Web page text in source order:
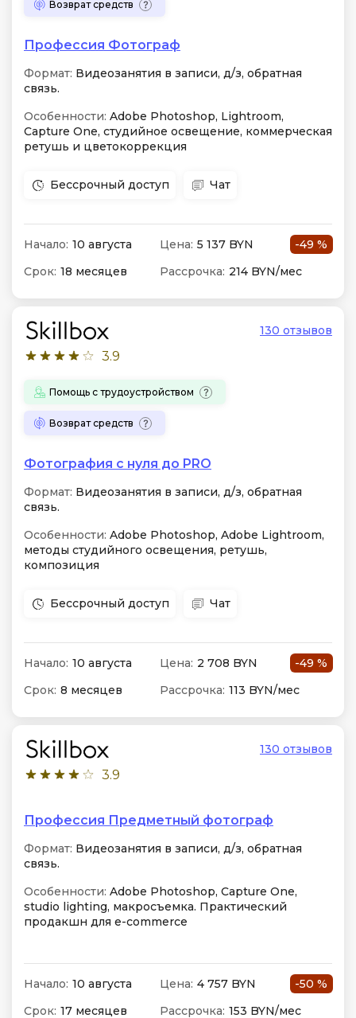
Возврат средств
Профессия Фотограф
Формат: Видеозанятия в записи, д/з, обратная
связь.
Особенности: Adobe Photoshop, Lightroom,
Capture One, студийное освещение, коммерческая
ретушь и цветокоррекция
Бессрочный доступ Чат
Начало: 10 августа Цена: 5 137 BYN
-49 %
Срок: 18 месяцев Рассрочка: 214 BYN/мес
3.9
130 отзывов
Помощь с трудоустройством
Возврат средств
Фотография с нуля до PRO
Формат: Видеозанятия в записи, д/з, обратная
связь.
Особенности: Adobe Photoshop, Adobe Lightroom,
методы студийного освещения, ретушь,
композиция
Бессрочный доступ Чат
Начало: 10 августа Цена: 2 708 BYN
-49 %
Срок: 8 месяцев Рассрочка: 113 BYN/мес
3.9
130 отзывов
Профессия Предметный фотограф
Формат: Видеозанятия в записи, д/з, обратная
связь.
Особенности: Adobe Photoshop, Capture One,
studio lighting, макросъемка. Практический
продакшн для e-commerce
Начало: 10 августа Цена: 4 757 BYN
-50 %
Срок: 17 месяцев Рассрочка: 153 BYN/мес